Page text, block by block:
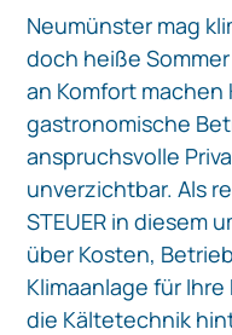
Neumünster mag
doch heiße
an Komfort machen
gastronomische
anspruchsvolle
unverzichtbar. Als
STEUER in diesem
über Kosten,
Klimaanlage für
die Kältetechnik